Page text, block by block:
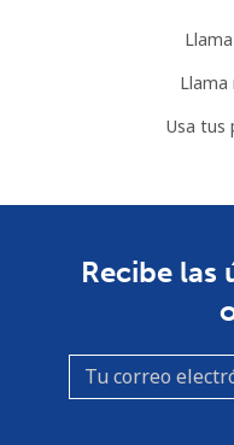
Llama
Usa tus
Recibe las